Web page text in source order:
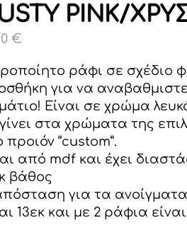
PINK/
€
ράφι σε σχέδιο
για να
Είναι σε χρώμα
στα χρώματα της
προιόν “custom”.
από mdf και έχει
βάθος
για τα
13εκ και με 2 ράφια είναι